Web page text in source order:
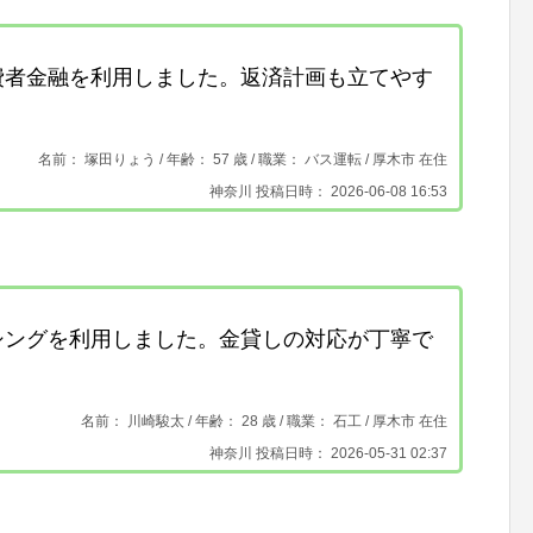
金融を利用しました。返済計画も立てやす
名前： 塚田りょう /年齢： 57 歳 / 職業： バス運転 /厚木市 在住
神奈川 投稿日時： 2026-06-08 16:53
グを利用しました。金貸しの対応が丁寧で
名前： 川崎駿太 /年齢： 28 歳 / 職業： 石工 /厚木市 在住
神奈川 投稿日時： 2026-05-31 02:37